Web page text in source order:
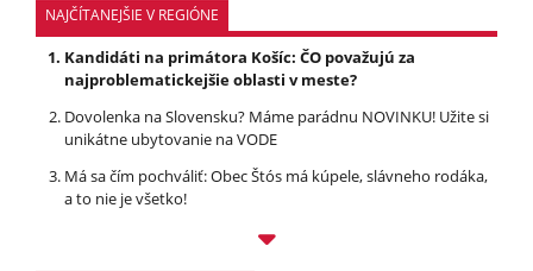
NAJČÍTANEJŠIE V REGIÓNE
Kandidáti na primátora Košíc: ČO považujú za
najproblematickejšie oblasti v meste?
Dovolenka na Slovensku? Máme parádnu NOVINKU! Užite si
unikátne ubytovanie na VODE
Má sa čím pochváliť: Obec Štós má kúpele, slávneho rodáka,
a to nie je všetko!